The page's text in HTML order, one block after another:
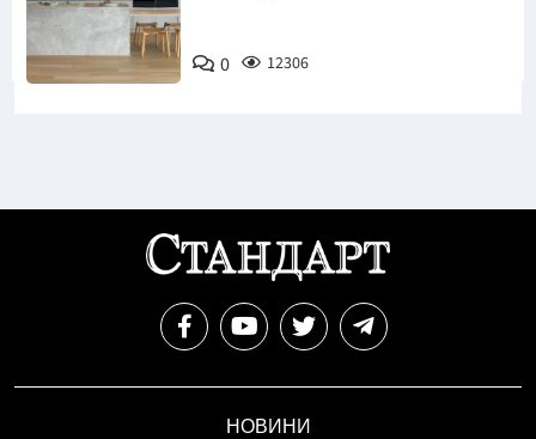
0 12306
НОВИНИ